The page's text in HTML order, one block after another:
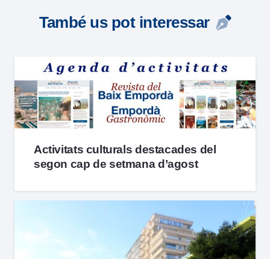
També us pot interessar
Activitats culturals destacades del
segon cap de setmana d’agost